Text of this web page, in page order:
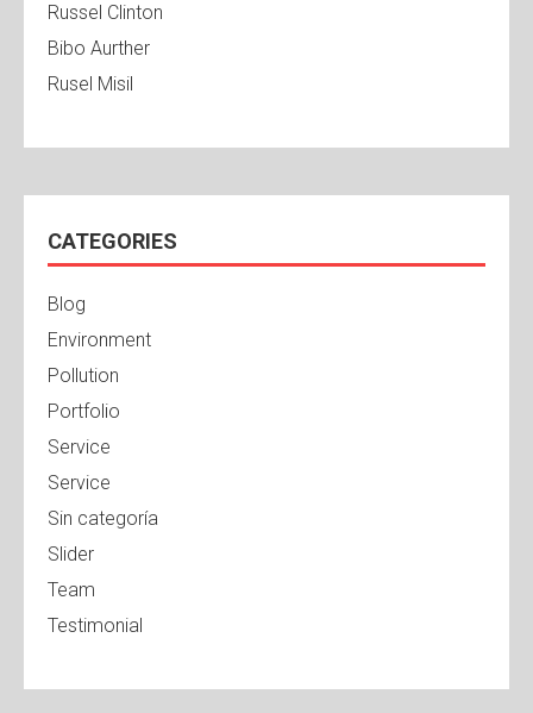
Russel Clinton
Bibo Aurther
Rusel Misil
CATEGORIES
Blog
Environment
Pollution
Portfolio
Service
Service
Sin categoría
Slider
Team
Testimonial